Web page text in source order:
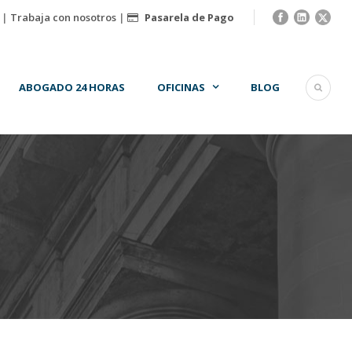
| Trabaja con nosotros | Pasarela de Pago
ABOGADO 24 HORAS OFICINAS BLOG